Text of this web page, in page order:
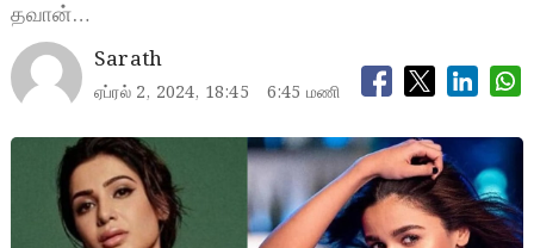
தவான்…
Sarath
ஏப்ரல் 2, 2024, 18:45 6:45 மணி